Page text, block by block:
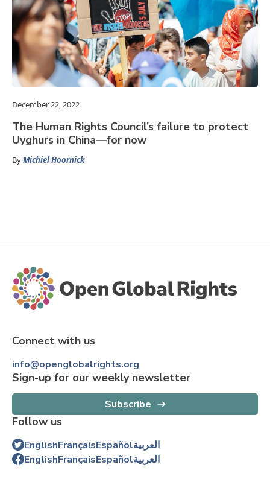
December 22, 2022
The Human Rights Council’s failure to protect
Uyghurs in China—for now
ByMichiel Hoornick
Connect with us
info@openglobalrights.org
Sign-up for our weekly newsletter
Subscribe
Follow us
EnglishFrançaisEspañolالعربية
EnglishFrançaisEspañolالعربية